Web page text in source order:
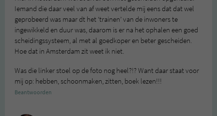
Iemand die daar veel van af weet vertelde mij eens dat dat wel
geprobeerd was maar dt het ‘trainen’ van de inwoners te
ingewikkeld en duur was, daarom is er na het ophalen een goed
scheidingssysteem, al met al goedkoper en beter gescheiden.
Hoe dat in Amsterdam zit weet ik niet.
Was die linker stoel op de foto nog heel?!? Want daar staat voor
mij op: hebben, schoonmaken, zitten, boek lezen!!!
Beantwoorden